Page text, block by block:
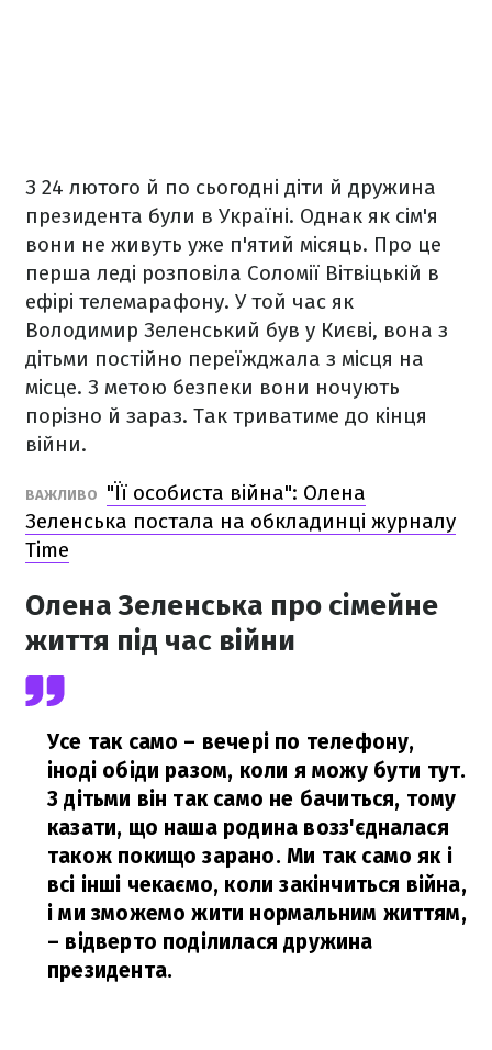
З 24 лютого й по сьогодні діти й дружина
президента були в Україні. Однак як сім'я
вони не живуть уже п'ятий місяць. Про це
перша леді розповіла Соломії Вітвіцькій в
ефірі телемарафону. У той час як
Володимир Зеленський був у Києві, вона з
дітьми постійно переїжджала з місця на
місце. З метою безпеки вони ночують
порізно й зараз. Так триватиме до кінця
війни.
ВАЖЛИВО
"Її особиста війна": Олена
Зеленська постала на обкладинці журналу
Time
Олена Зеленська про сімейне
життя під час війни
Усе так само – вечері по телефону,
іноді обіди разом, коли я можу бути тут.
З дітьми він так само не бачиться, тому
казати, що наша родина возз'єдналася
також покищо зарано. Ми так само як і
всі інші чекаємо, коли закінчиться війна,
і ми зможемо жити нормальним життям,
– відверто поділилася дружина
президента.